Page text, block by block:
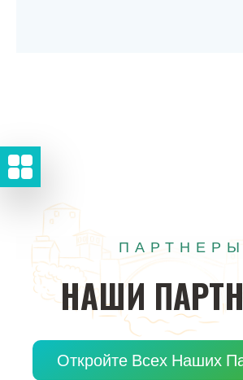
ПАРТНЕРЫ
НАШИ
Откройте Всех Наших